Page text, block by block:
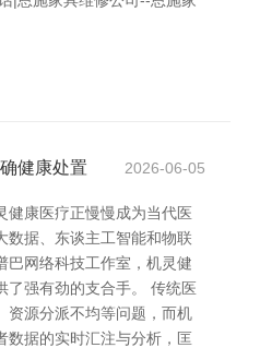
健康处置 2026-06-05
健康医疗正慢慢成为当代医
数据、东谈主工智能和物联
巴网络科技工作室，机灵健
了强有劲的支合手。 传统医
资源分派不均等问题，而机
数据的实时汇注与分析，匡